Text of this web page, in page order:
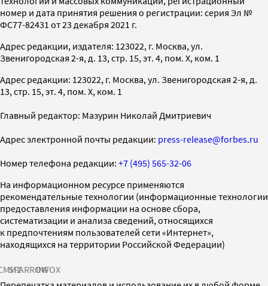
номер и дата принятия решения о регистрации: серия Эл №
ФС77-82431 от 23 декабря 2021 г.
Адрес редакции, издателя: 123022, г. Москва, ул.
Звенигородская 2-я, д. 13, стр. 15, эт. 4, пом. X, ком. 1
Адрес редакции: 123022, г. Москва, ул. Звенигородская 2-я, д.
13, стр. 15, эт. 4, пом. X, ком. 1
Главный редактор: Мазурин Николай Дмитриевич
Адрес электронной почты редакции: press-release@forbes.ru
Номер телефона редакции: +7 (495) 565-32-06
На информационном ресурсе применяются
рекомендательные технологии (информационные технологии
предоставления информации на основе сбора,
систематизации и анализа сведений, относящихся
к предпочтениям пользователей сети «Интернет»,
находящихся на территории Российской Федерации)
SPARROWINFOX